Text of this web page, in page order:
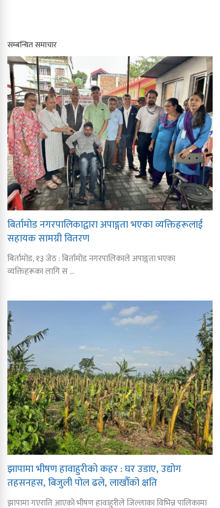
सम्बन्धित समाचार
बिर्तामोड नगरपालिकाद्वारा अपाङ्गता भएका व्यक्तिहरूलाई
सहायक सामग्री वितरण
बिर्तामोड, १३ जेठ : बिर्तामोड नगरपालिकाले अपाङ्गता भएका
व्यक्तिहरूका लागि स ...
झापामा भीषण हावाहुरीको कहर : घर उडाए, उद्योग
तहसनहस, बिजुली पोल ढले, लाखौँको क्षति
झापामा गएराति आएको भीषण हावाहुरीले जिल्लाका विभिन्न पालिकामा